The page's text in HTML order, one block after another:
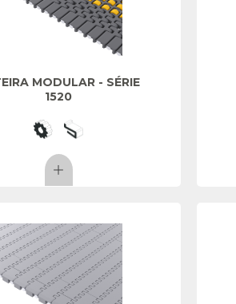
MODULAR - SÉRIE
1520